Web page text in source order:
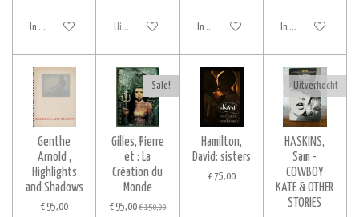
In winkelwagen Uitverkocht In winkelwagen In winkelwagen
Genthe
Arnold ,
Highlights
and Shadows
€ 95,00
Sale!
Gilles, Pierre
et : La
Création du
Monde
€ 95,00 € 150,00
Hamilton,
David: sisters
€ 75,00
Uitverkocht
HASKINS,
Sam -
COWBOY
KATE & OTHER
STORIES